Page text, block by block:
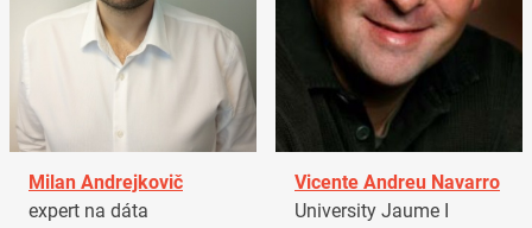
Milan Andrejkovič
expert na dáta
Vicente Andreu Navarro
University Jaume I